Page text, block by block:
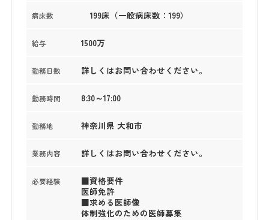
病床数 199床（一般病床数：199）
給与 1500万
勤務日数 詳しくはお問い合わせください。
勤務時間 8:30～17:00
勤務地 神奈川県 大和市
業務内容 詳しくはお問い合わせください。
必要経験
■資格要件
医師免許
■求める医師像
体制強化のための医師募集